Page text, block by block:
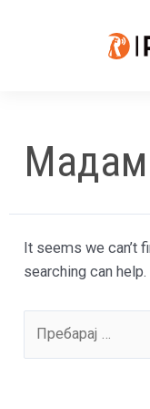
Мадам
It seems we can’t
searching can help.